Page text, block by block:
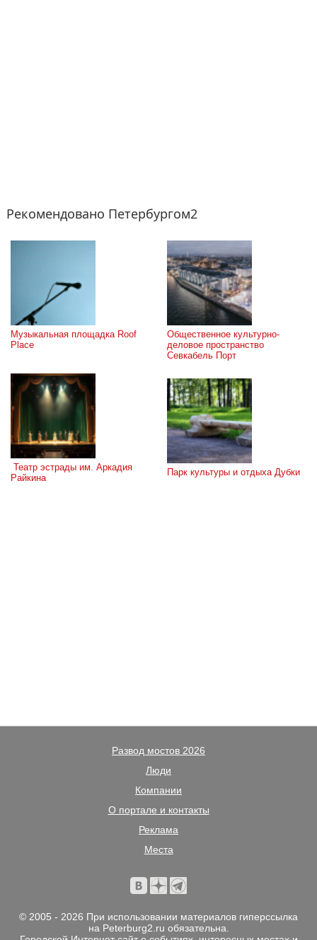
Рекомендовано Петербургом2
Музыкальная площадка Roof
Place
Общественное культурно-
деловое пространство
Севкабель Порт
Райкина
Парк культуры и отдыха Дубки
Развод мостов 2026
Люди
Компании
О портале и контакты
Реклама
Места
© 2005 - 2026 При использовании материалов гиперссылка
на Peterburg2.ru обязательна.